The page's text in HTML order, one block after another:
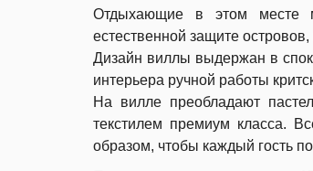
Отдыхающие в этом месте
естественной защите
Дизайн виллы выдержан в
интерьера ручной работы
На вилле преобладают
текстилем премиум класса.
образом, чтобы каждый гость